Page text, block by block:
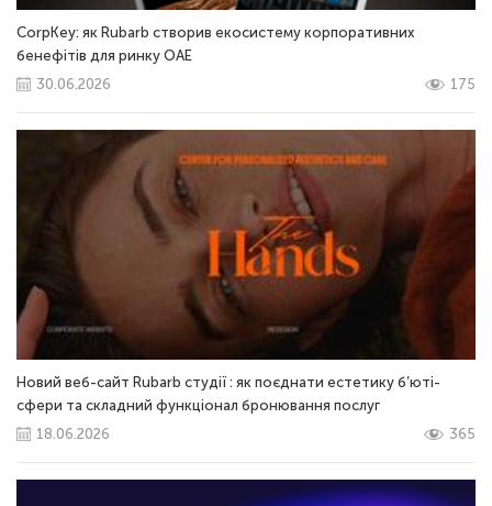
CorpKey: як Rubarb створив екосистему корпоративних
бенефітів для ринку ОАЕ
30.06.2026
175
Новий веб-сайт Rubarb студії : як поєднати естетику б’юті-
сфери та складний функціонал бронювання послуг
18.06.2026
365